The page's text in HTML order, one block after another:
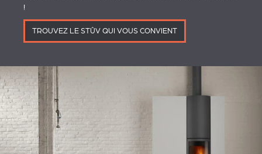
!
TROUVEZ LE STÛV QUI VOUS CONVIENT